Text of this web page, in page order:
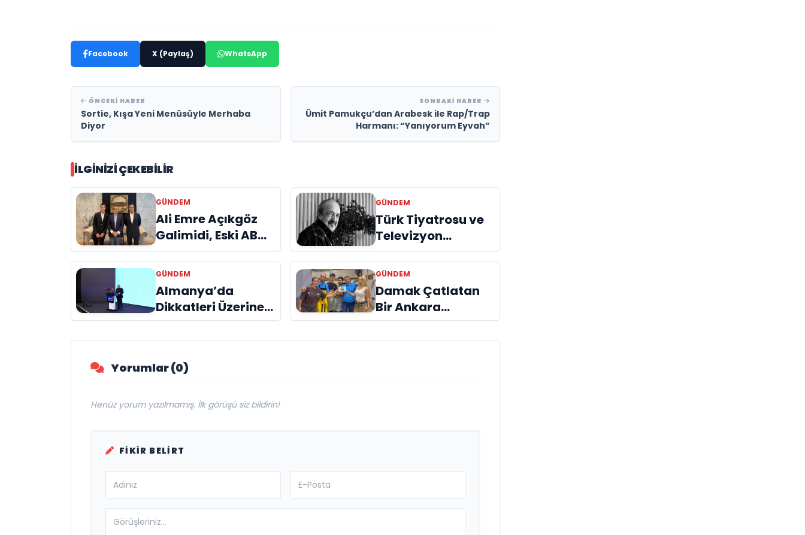
Facebook X (Paylaş) WhatsApp
ÖNCEKI HABER
Sortie, Kışa Yeni Menüsüyle Merhaba
Diyor
SONRAKI HABER
Ümit Pamukçu’dan Arabesk ile Rap/Trap
Harmanı: “Yanıyorum Eyvah”
İLGINIZI ÇEKEBILIR
GÜNDEM
Ali Emre Açıkgöz
Galimidi, Eski AB
Bakanı ve
Büyükelçi Egemen
Bağış ile Bir Araya
Geldi
GÜNDEM
Türk Tiyatrosu ve
Televizyon
Dünyasının Usta
İsmi Can Kolukısa
Hayatını Kaybetti
GÜNDEM
Almanya’da
Dikkatleri Üzerine
Çeken Türk
Firması: Taşyapı
GÜNDEM
Damak Çatlatan
Bir Ankara
Hikâyesi
Aydınlıkevler’in
Yorumlar (0)
Henüz yorum yazılmamış. İlk görüşü siz bildirin!
FIKIR BELIRT